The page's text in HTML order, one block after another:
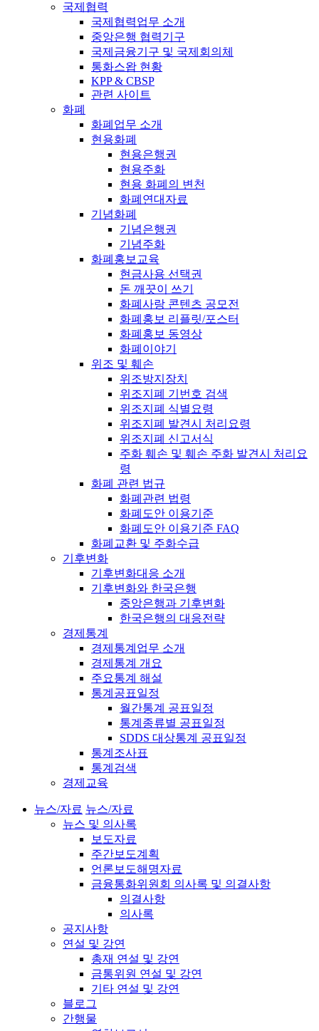
국제협력
국제협력업무 소개
중앙은행 협력기구
국제금융기구 및 국제회의체
통화스왑 현황
KPP & CBSP
관련 사이트
화폐
화폐업무 소개
현용화폐
현용은행권
현용주화
현용 화폐의 변천
화폐연대자료
기념화폐
기념은행권
기념주화
화폐홍보교육
현금사용 선택권
돈 깨끗이 쓰기
화폐사랑 콘텐츠 공모전
화폐홍보 리플릿/포스터
화폐홍보 동영상
화폐이야기
위조 및 훼손
위조방지장치
위조지폐 기번호 검색
위조지폐 식별요령
위조지폐 발견시 처리요령
위조지폐 신고서식
주화 훼손 및 훼손 주화 발견시 처리요
령
화폐 관련 법규
화폐관련 법령
화폐도안 이용기준
화폐도안 이용기준 FAQ
화폐교환 및 주화수급
기후변화
기후변화대응 소개
기후변화와 한국은행
중앙은행과 기후변화
한국은행의 대응전략
경제통계
경제통계업무 소개
경제통계 개요
주요통계 해설
통계공표일정
월간통계 공표일정
통계종류별 공표일정
SDDS 대상통계 공표일정
통계조사표
통계검색
경제교육
뉴스/자료 뉴스/자료
뉴스 및 의사록
보도자료
주간보도계획
언론보도해명자료
금융통화위원회 의사록 및 의결사항
의결사항
의사록
공지사항
연설 및 강연
총재 연설 및 강연
금통위원 연설 및 강연
기타 연설 및 강연
블로그
간행물